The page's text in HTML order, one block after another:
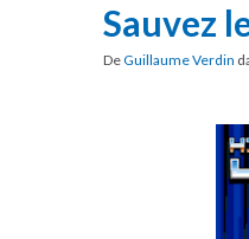
Sauvez
DeGuillaume Verdin